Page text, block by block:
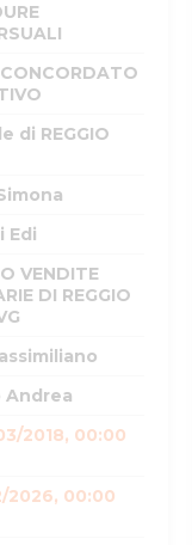
di REGGIO
Edi
VENDITE
DI REGGIO
Andrea
2018, 00:00
2026, 00:00